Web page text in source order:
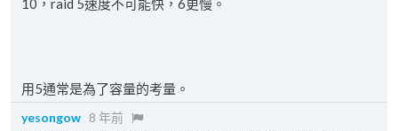
10，raid 5速度不可能快，6更慢。
用5通常是為了容量的考量。
yesongow 8 年前